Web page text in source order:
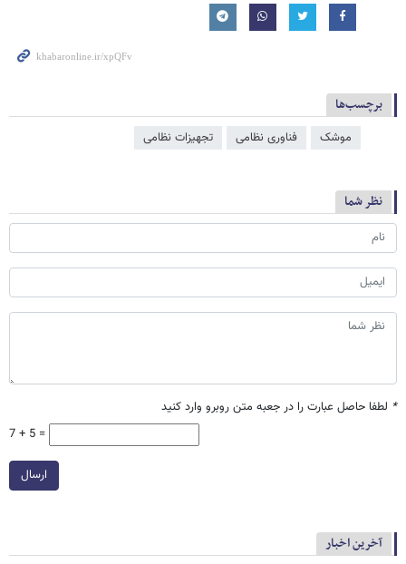
برچسب‌ها
موشک فناوری نظامی تجهیزات نظامی
نظر شما
* لطفا حاصل عبارت را در جعبه متن روبرو وارد کنید
7 + 5 =
ارسال
آخرین اخبار